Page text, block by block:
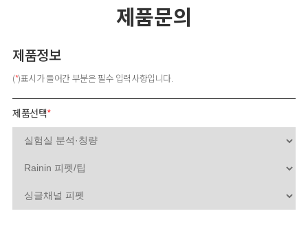
제품문의
제품정보
(*)표시가 들어간 부분은 필수 입력사항입니다.
제품선택*